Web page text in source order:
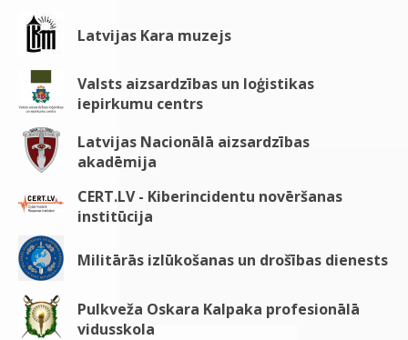
Latvijas Kara muzejs
Valsts aizsardzības un loģistikas
iepirkumu centrs
Latvijas Nacionālā aizsardzības
akadēmija
CERT.LV - Kiberincidentu novēršanas
institūcija
Militārās izlūkošanas un drošības dienests
Pulkveža Oskara Kalpaka profesionālā
vidusskola